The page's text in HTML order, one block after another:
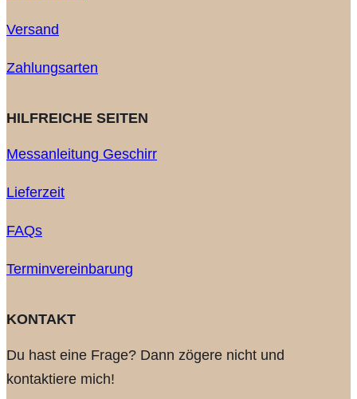
Versand
Zahlungsarten
HILFREICHE SEITEN
Messanleitung Geschirr
Lieferzeit
FAQs
Terminvereinbarung
KONTAKT
Du hast eine Frage? Dann zögere nicht und
kontaktiere mich!